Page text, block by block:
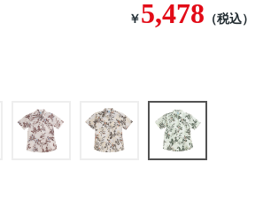
￥ 5,478 （税込）